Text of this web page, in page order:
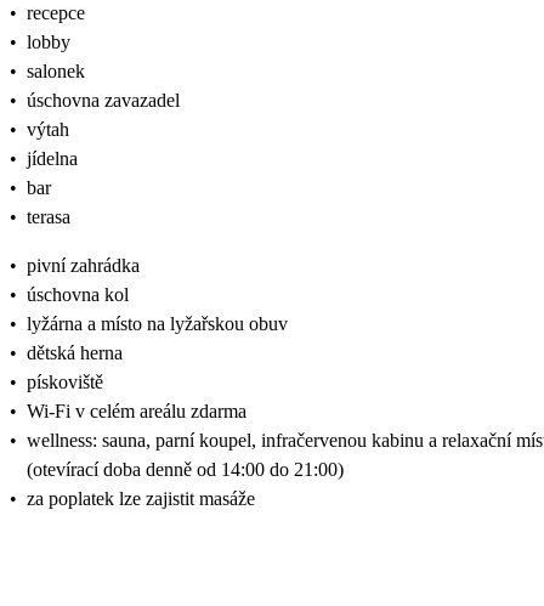
• recepce
• lobby
• salonek
• úschovna zavazadel
• výtah
• jídelna
• bar
• terasa
• pivní zahrádka
• úschovna kol
• lyžárna a místo na lyžařskou obuv
• dětská herna
• pískoviště
• Wi-Fi v celém areálu zdarma
• wellness: sauna, parní koupel, infračervenou kabinu a relaxační
(otevírací doba denně od 14:00 do 21:00)
• za poplatek lze zajistit masáže